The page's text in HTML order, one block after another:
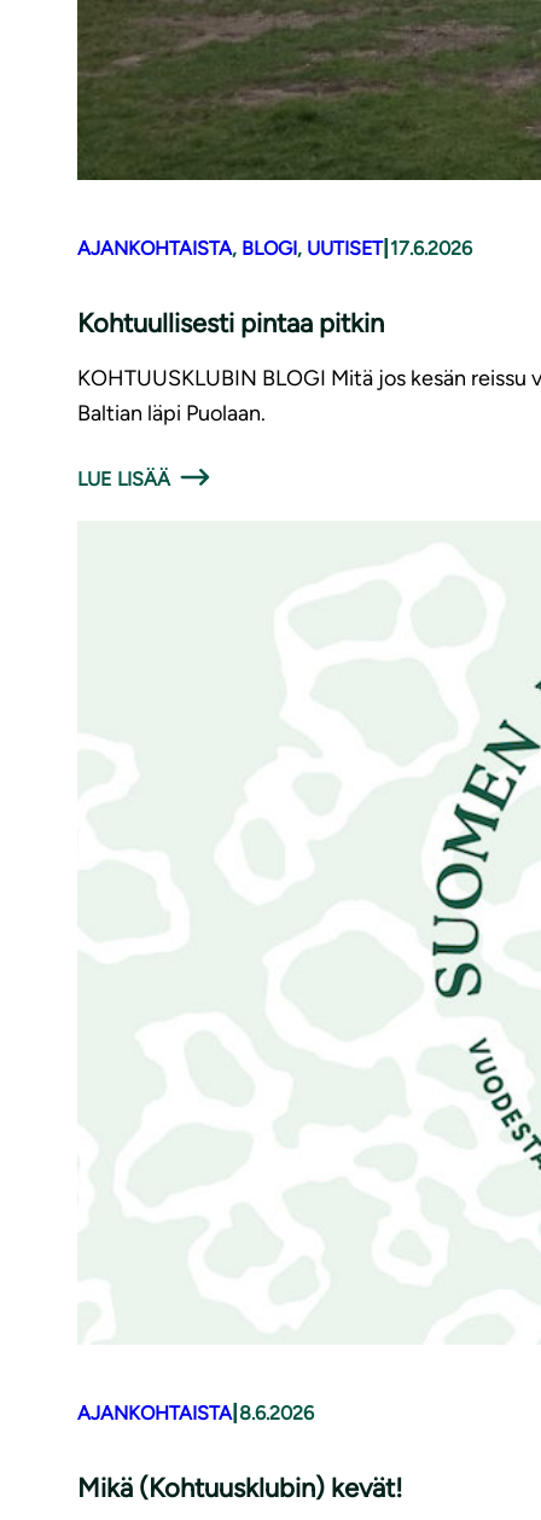
AJANKOHTAISTA, BLOGI, UUTISET| 17.6.2026
Kohtuullisesti pintaa pitkin
KOHTUUSKLUBIN BLOGI Mitä jos kesän
Baltian läpi Puolaan.
LUE LISÄÄ
AJANKOHTAISTA| 8.6.2026
Mikä (Kohtuusklubin) kevät!